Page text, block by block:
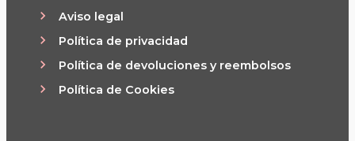
Aviso legal
Política de privacidad
Política de devoluciones y reembolsos
Política de Cookies